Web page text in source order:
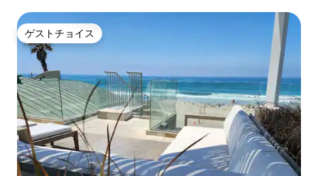
ゲストチョイス
ゲストチョイス